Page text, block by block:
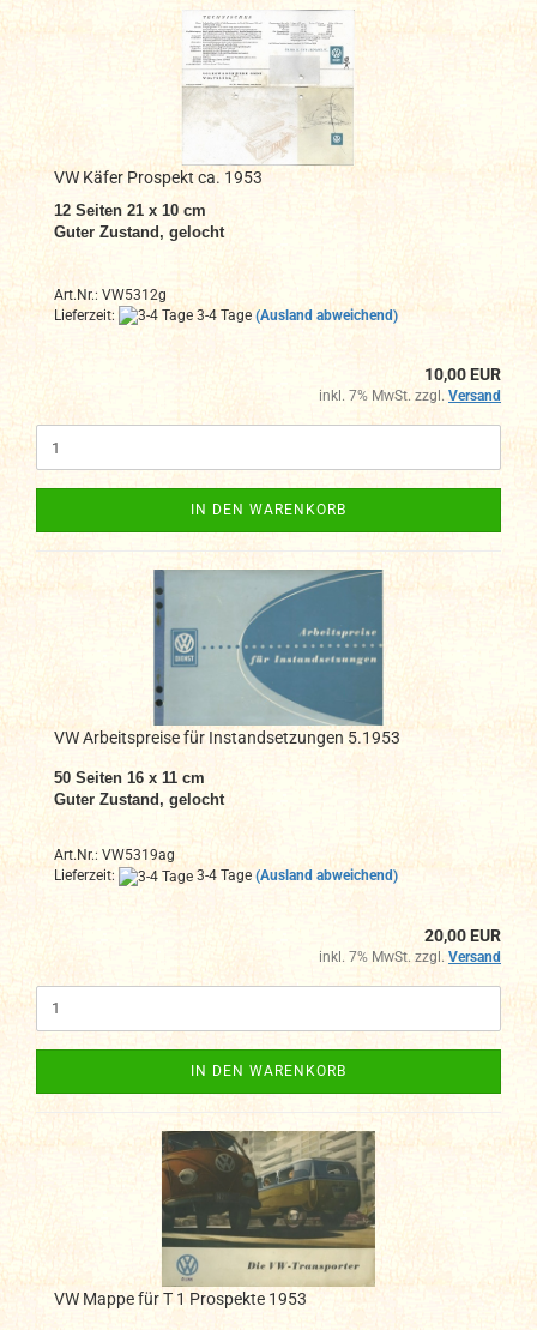
VW Käfer Prospekt ca. 1953
12 Seiten 21 x 10 cm
Guter Zustand, gelocht
Art.Nr.: VW5312g
Lieferzeit:
3-4 Tage (Ausland abweichend)
10,00 EUR
inkl. 7% MwSt. zzgl. Versand
IN DEN WARENKORB
VW Arbeitspreise für Instandsetzungen 5.1953
50 Seiten 16 x 11 cm
Guter Zustand, gelocht
Art.Nr.: VW5319ag
Lieferzeit:
3-4 Tage (Ausland abweichend)
20,00 EUR
inkl. 7% MwSt. zzgl. Versand
IN DEN WARENKORB
VW Mappe für T 1 Prospekte 1953